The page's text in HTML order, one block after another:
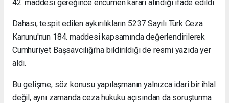
42. maddesi gereğince encümen kararı alındığı ifade edildi.
Dahası, tespit edilen aykırılıkların 5237 Sayılı Türk Ceza
Kanunu'nun 184. maddesi kapsamında değerlendirilerek
Cumhuriyet Başsavcılığı'na bildirildiği de resmi yazıda yer
aldı.
Bu gelişme, söz konusu yapılaşmanın yalnızca idari bir ihlal
değil, aynı zamanda ceza hukuku açısından da soruşturma